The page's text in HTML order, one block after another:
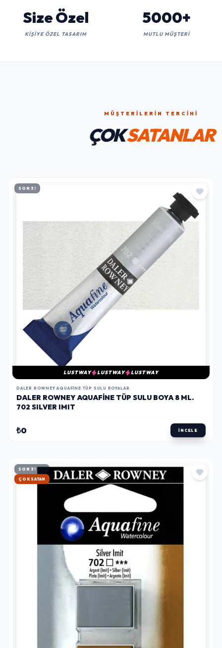
Size Özel
KIŞIYE ÖZEL TASARIM
5000+
MUTLU MÜŞTERI
MÜŞTERILERIN TERCIHI
ÇOKSATANLAR
SON 3!
LUSTWAY LUSTWAY LUSTWAY
DALER ROWNEY AQUAFINE TÜP SULU BOYALAR
DALER ROWNEY AQUAFINE TÜP SULU BOYA 8 ML.
702 SILVER IMIT
₺0 İNCELE
SON 3!
HIZLI KARGO